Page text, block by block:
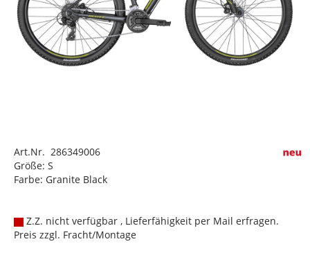
Art.Nr. 286349006
Größe: S
Farbe: Granite Black
Z.Z. nicht verfügbar , Lieferfähigkeit per Mail erfragen.
Preis zzgl. Fracht/Montage